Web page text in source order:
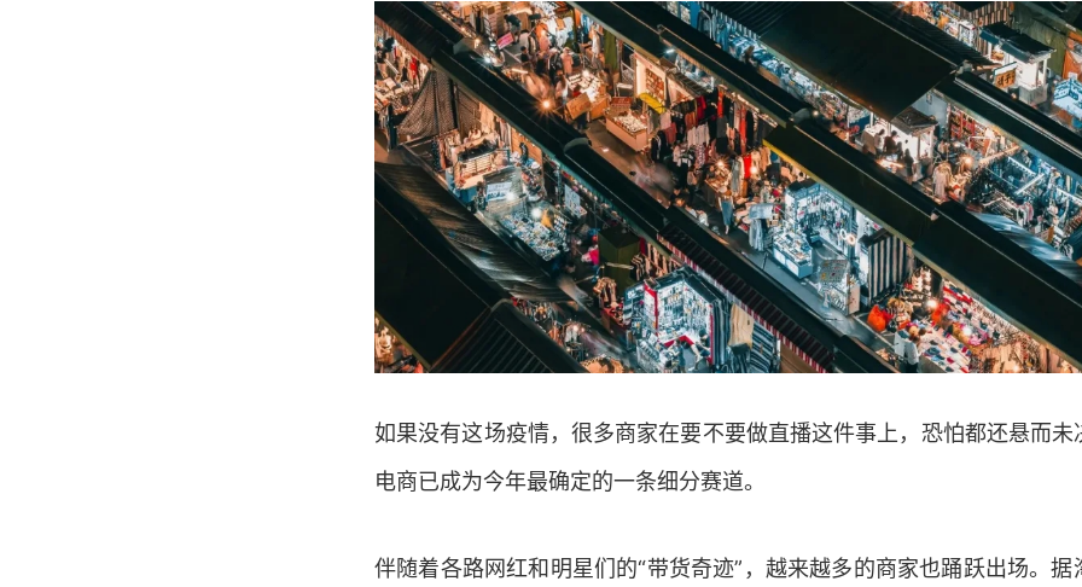
如果没有这场疫情，很多商家在要不要做直播这件事上，恐怕都还悬而
电商已成为今年最确定的一条细分赛道。
伴随着各路网红和明星们的“带货奇迹”，越来越多的商家也踊跃出场。